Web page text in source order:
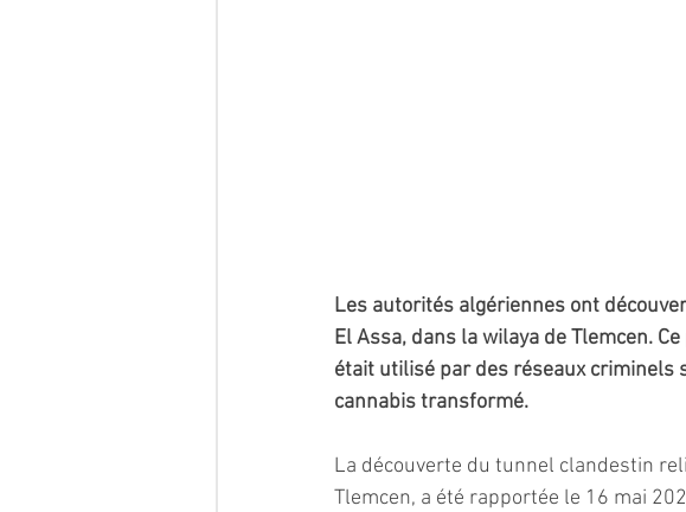
Les autorités algériennes ont
El Assa, dans la wilaya de Tlemcen.
était utilisé par des réseaux criminels
cannabis transformé.
La découverte du tunnel clandestin
Tlemcen, a été rapportée le 16 mai